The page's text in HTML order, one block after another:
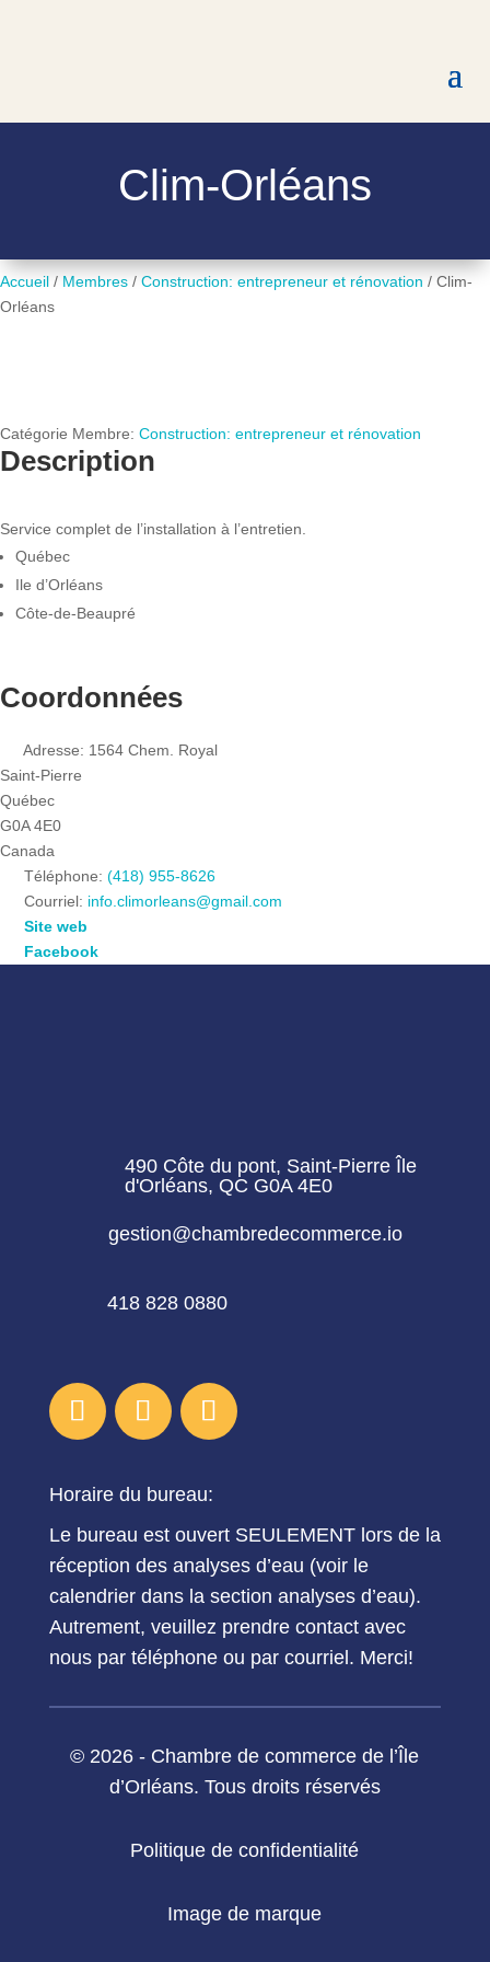
Clim-Orléans
Accueil / Membres / Construction: entrepreneur et rénovation / Clim-
Orléans
Catégorie Membre: Construction: entrepreneur et rénovation
Description
Service complet de l’installation à l’entretien.
Québec
Ile d’Orléans
Côte-de-Beaupré
Coordonnées
Adresse: 1564 Chem. Royal
Saint-Pierre
Québec
G0A 4E0
Canada
Téléphone: (418) 955-8626
Courriel: info.climorleans@gmail.com
Site web
Facebook
490 Côte du pont, Saint-Pierre Île
d'Orléans, QC G0A 4E0
gestion@chambredecommerce.io
418 828 0880
Horaire du bureau:
Le bureau est ouvert SEULEMENT lors de la
réception des analyses d’eau (voir le
calendrier dans la section analyses d’eau).
Autrement, veuillez prendre contact avec
nous par téléphone ou par courriel. Merci!
© 2026 - Chambre de commerce de l’Île
d’Orléans. Tous droits réservés
Politique de confidentialité
Image de marque